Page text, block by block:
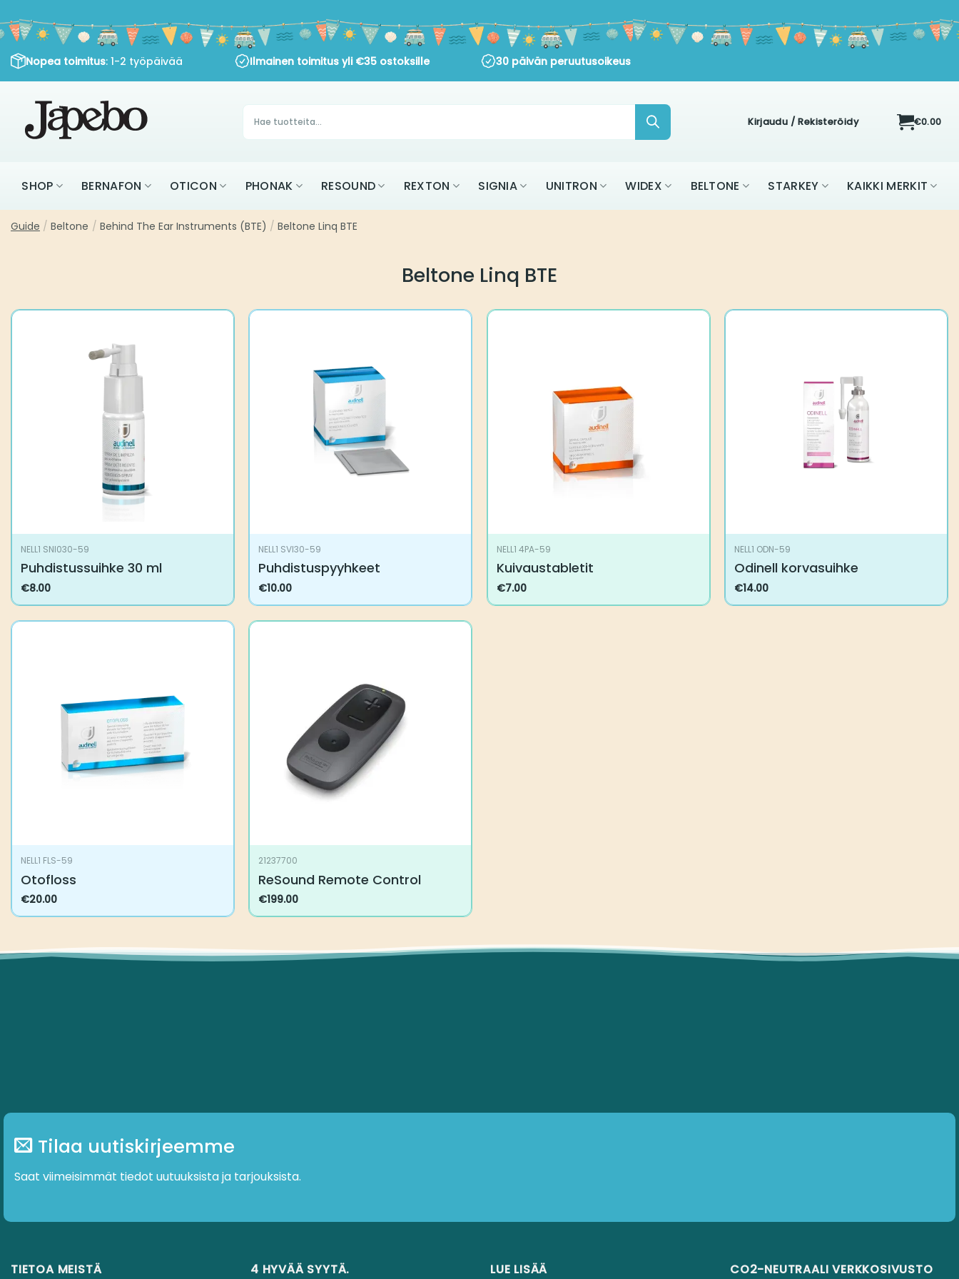
sisältöön
Nopea toimitus: 1-2 työpäivää Ilmainen toimitus yli €35ostoksille 30 päivän peruutusoikeus
Products
search Kirjaudu / Rekisteröidy €0.00
SHOP BERNAFON OTICON PHONAK RESOUND REXTON SIGNIA UNITRON WIDEX BELTONE STARKEY KAIKKI MERKIT
Guide / Beltone / Behind The Ear Instruments (BTE) / Beltone Linq BTE
Beltone Linq BTE
NELL1 SNI030-59
Puhdistussuihke 30 ml
€8.00
NELL1 SVI30-59
Puhdistuspyyhkeet
€10.00
NELL1 4PA-59
Kuivaustabletit
€7.00
NELL1 ODN-59
Odinell korvasuihke
€14.00
NELL1 FLS-59
Otofloss
€20.00
21237700
ReSound Remote Control
€199.00
Tilaa uutiskirjeemme
Saat viimeisimmät tiedot uutuuksista ja tarjouksista.
TIETOA MEISTÄ 4 HYVÄÄ SYYTÄ. LUE LISÄÄ CO2-NEUTRAALI VERKKOSIVUSTO